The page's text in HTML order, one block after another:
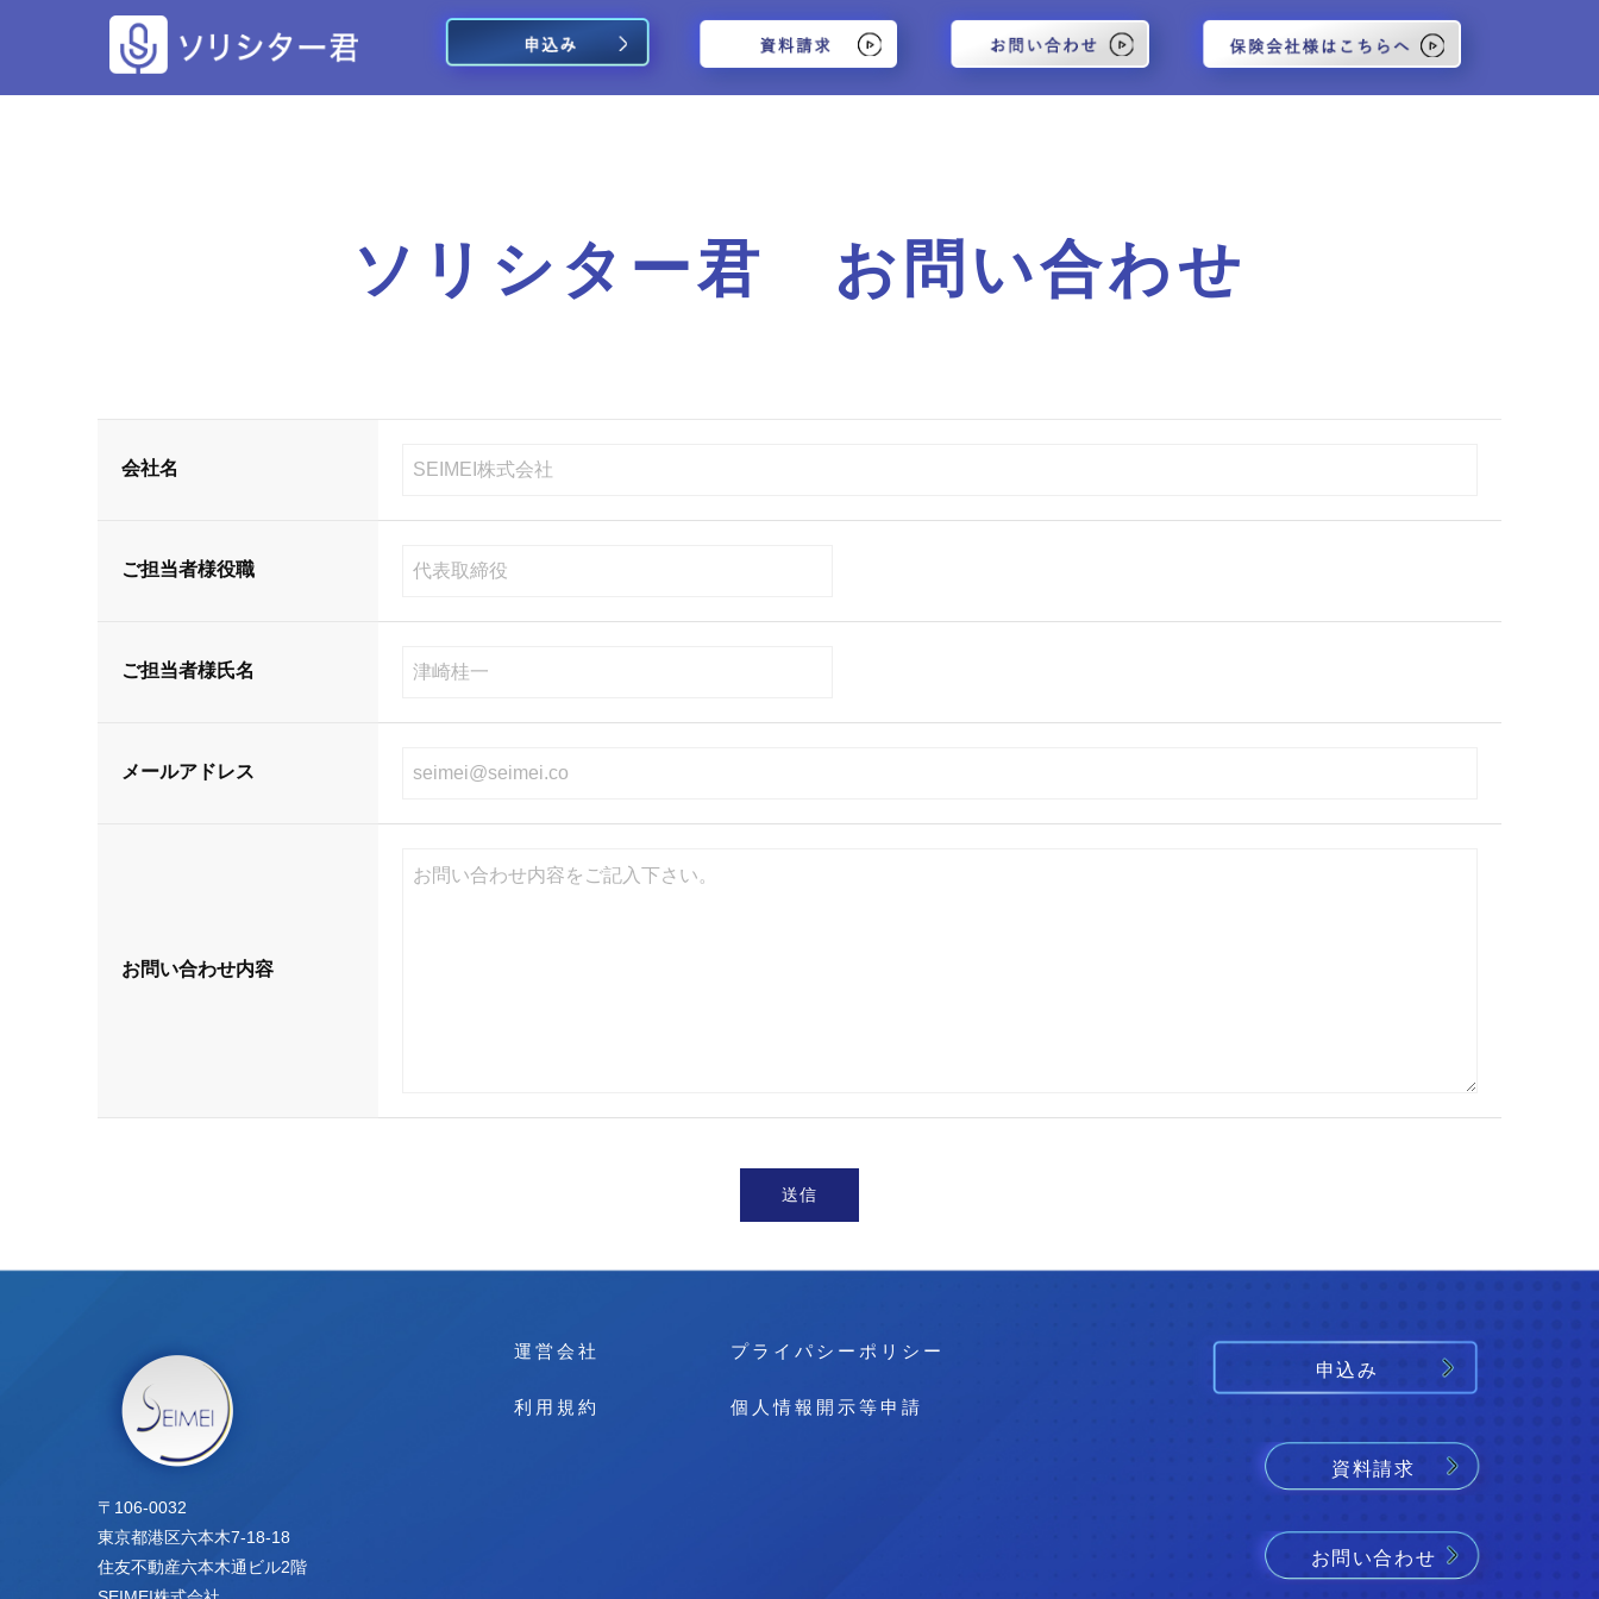
ソリシター君 お問い合わせ
会社名
ご担当者様役職
ご担当者様氏名
メールアドレス
お問い合わせ内容
〒106-0032
東京都港区六本木7-18-18
住友不動産六本木通ビル2階
運営会社
利用規約
プライパシーポリシー
個人情報開示等申請
申込み
資料請求
お問い合わせ